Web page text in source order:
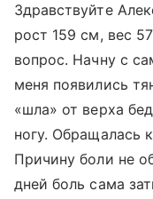
Здравствуйте
рост 159 см, вес
вопрос. Начну с
меня появились
«шла» от верха
ногу. Обращалась
Причину боли не
дней боль сама